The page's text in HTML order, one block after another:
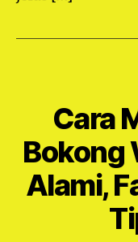
Cara
Bokong
Alami,